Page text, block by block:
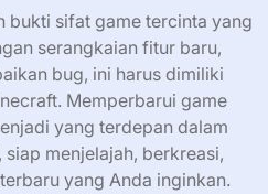
bukti sifat game tercinta yang
serangkaian fitur baru,
bug, ini harus dimiliki
Memperbarui game
yang terdepan dalam
menjelajah, berkreasi,
yang Anda inginkan.